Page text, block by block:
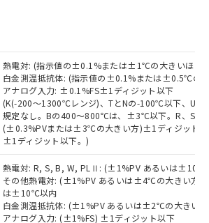
熱電対: (指示値の±0.1%または±1℃の大きいほう
白金測温抵抗体: (指示値の±0.1%または±0.5℃の
アナログ入力: ±0.1%FS±1ディジット以下
(K(-200～1300℃レンジ)、TとNの-100℃以下、U
規定なし。Bの400～800℃は、±3℃以下。R、S
(±0.3%PVまたは±3℃の大きい方)±1ディジット
±1ディジット以下。)
熱電対: R, S, B, W, PLⅡ: (±1%PV あるいは±10℃
その他熱電対: (±1%PV あるいは±4℃の大きい方
は±10℃以内
白金測温抵抗体: (±1%PV あるいは±2℃の大きい
アナログ入力: (±1%FS) ±1ディジット以下
な納期状況および標準価格はお客
お取引先、またはお客様担当のオ
ン制御機器販売店・当社販売員に
談ください。
ロン制御機器販売店や当社販売拠
販売ネットワーク
」をご確認
い。
況および標準価格結果を当社の
の承諾なく第三者に漏洩または開
いようお願いします。
パーツ機能（部品リスト作成サー
） 1000ppm以下、フタル酸ジブチル
以下、フタル酸ジイソブチル
以下
令で産業用監視および制御機器に対する
除く。
テル類の４物質については閾値を超える意
ないことを確認しています。
定月
切り替え状況などにより、予定
ることがあります。
、 PBDEs(ポリ臭化ジフェニルエーテ
、
ブチル) : 1000ppm、 DIBP(フタル酸ジ
1000ppm、 BBP(フタル酸ブチルベンジ
、
酸ビス(2-エチルヘキシル)) : 1000ppm
護使用期限
物質（10物質）のすべてが基
あることを示します。
常の使用状況下において有害物
漏えいし、環境に深刻な影響を
破砕するなど、違法に輸出されな
う必要な手段を講じます。
は貴社製品を、核兵器、ミサイ
化学兵器、生物兵器またはその他
並びにこれらの製造装置等に一切
いたしません。
、上記1、2および3の内容を当
三者に通知します。また当社は、
先および販売に係わる関係者が違
輸出するおそれがある場合は、取
定数以上の在庫あり
一定数には満たないが在庫あり
在庫なし(最新の在庫状況につ
いては、お客様のお取引先、ま
たはお客様担当のオムロン制御
機器販売店・当社販売員にご確
認ください)
受注生産機種、また在庫状況の